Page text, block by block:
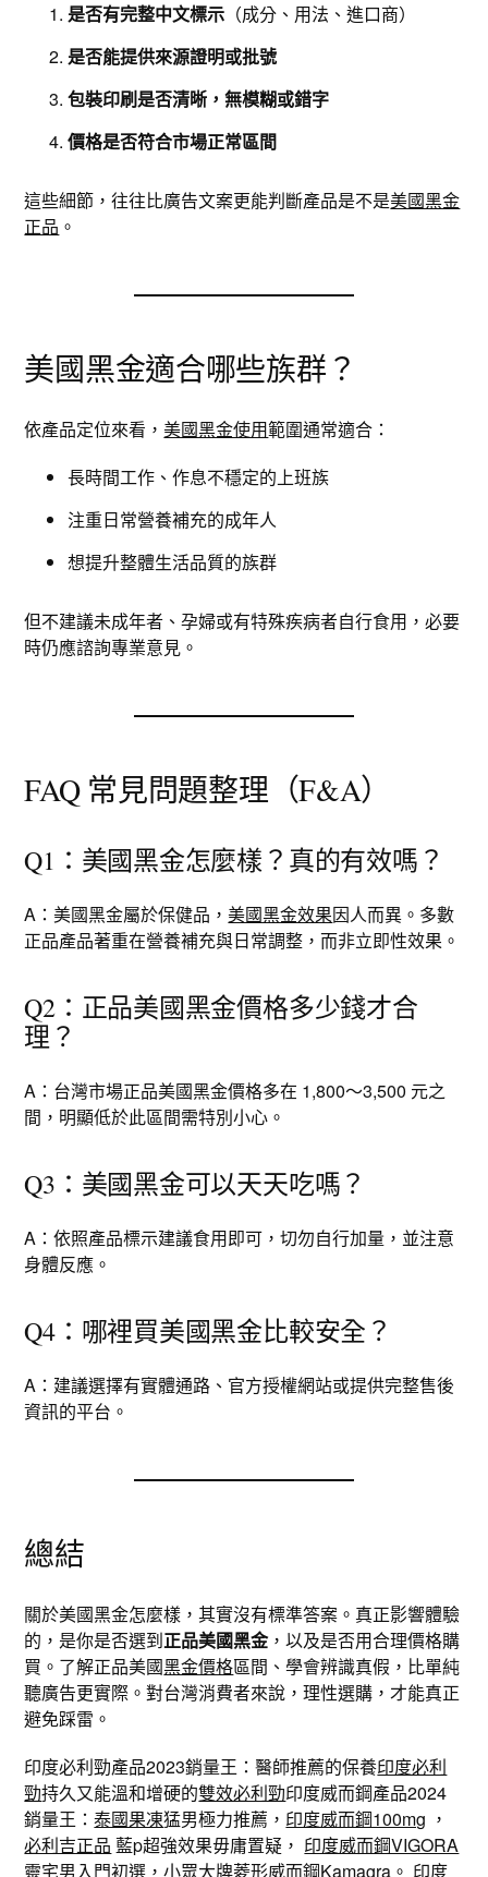
是否有完整中文標示 （成分、用法、進口商）
是否能提供來源證明或批號
包裝印刷是否清晰，無模糊或錯字
價格是否符合市場正常區間
這些細節，往往比廣告文案更能判斷產品是不是美國黑金
正品 。
美國黑金適合哪些族群？
依產品定位來看，美國黑金使用範圍通常適合：
長時間工作、作息不穩定的上班族
注重日常營養補充的成年人
想提升整體生活品質的族群
但不建議未成年者、孕婦或有特殊疾病者自行食用，必要
時仍應諮詢專業意見。
FAQ 常見問題整理（F&A）
Q1：美國黑金怎麼樣？真的有效嗎？
A：美國黑金屬於保健品，美國黑金效果因人而異。多數
正品產品著重在營養補充與日常調整，而非立即性效果。
Q2：正品美國黑金價格多少錢才合
理？
A：台灣市場正品美國黑金價格多在 1,800～3,500 元之
間，明顯低於此區間需特別小心。
Q3：美國黑金可以天天吃嗎？
A：依照產品標示建議食用即可，切勿自行加量，並注意
身體反應。
Q4：哪裡買美國黑金比較安全？
A：建議選擇有實體通路、官方授權網站或提供完整售後
資訊的平台。
總結
關於美國黑金怎麼樣，其實沒有標準答案。真正影響體驗
的，是你是否選到正品美國黑金，以及是否用合理價格購
買。了解正品美國黑金價格區間、學會辨識真假，比單純
聽廣告更實際。對台灣消費者來說，理性選購，才能真正
避免踩雷。
印度必利勁產品2023銷量王：醫師推薦的保養印度必利
勁持久又能溫和增硬的雙效必利勁印度威而鋼產品2024
銷量王：泰國果凍猛男極力推薦， 印度威而鋼100mg ，
必利吉正品 藍p超強效果毋庸置疑， 印度威而鋼VIGORA
靈宅男入門初選，小眾大牌菱形威而鋼Kamagra 。 印度